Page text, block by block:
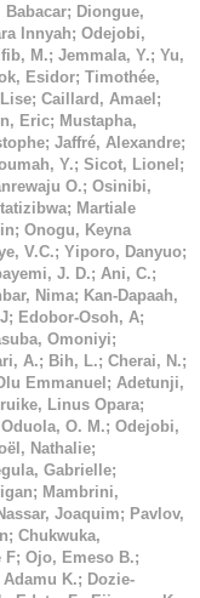
Babacar; Diongue,
Innyah; Odejobi,
M.; Jemmala, Y.; Yu,
Esidor; Timothée,
; Caillard, Amael ;
Eric; Mustapha,
; Jaffré, Alexandre;
Y.; Sicot, Lionel ;
O.; Osinibi,
; Martiale
; Onogu, Keyna
V.C.; Yiporo, Danyuo;
J. D.; Ani, C.;
Nima; Kan-Dapaah,
; Edobor-Osoh, A;
Omoniyi;
A.; Bih, L.; Cherai, N.;
Emmanuel ; Adetunji,
Linus Opara;
Oduola, O. M.; Odejobi,
Nathalie;
Gabrielle;
; Mambrini,
Joaquim; Pavlov,
; Chukwuka,
F; Ojo, Emeso B.;
Adamu K.; Dozie-